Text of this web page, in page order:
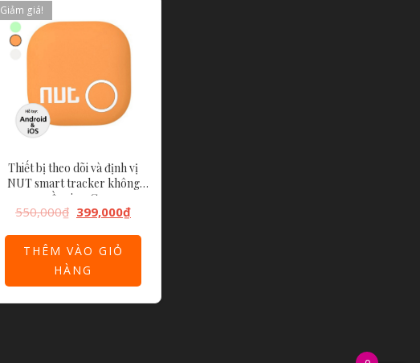
Giảm giá!
Thiết bị theo dõi và định vị
NUT smart tracker không
cần sim 3G.
550,000₫ 399,000₫
THÊM VÀO GIỎ
HÀNG